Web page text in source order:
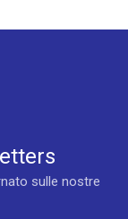
sulle nostre